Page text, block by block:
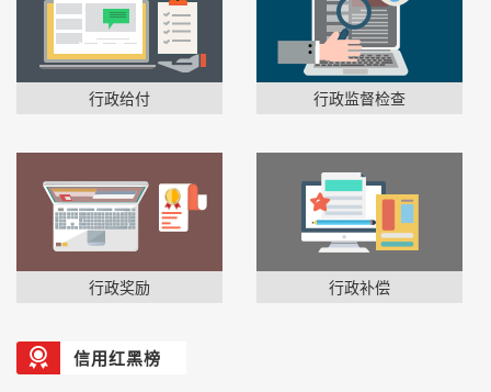
行政给付 行政监督检查
行政奖励 行政补偿
信用红黑榜